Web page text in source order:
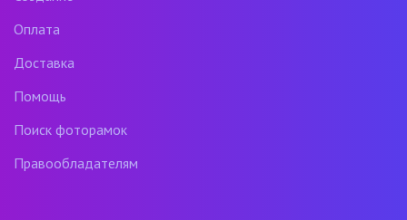
Оплата
Доставка
Помощь
Поиск фоторамок
Правообладателям